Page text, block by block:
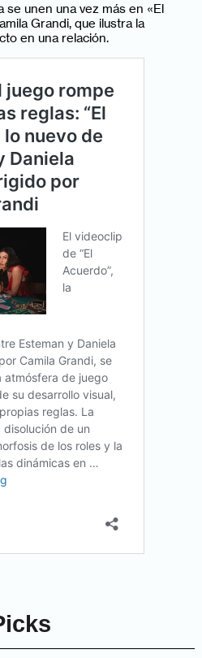
se unen una vez más en «El
Grandi, que ilustra la
en una relación.